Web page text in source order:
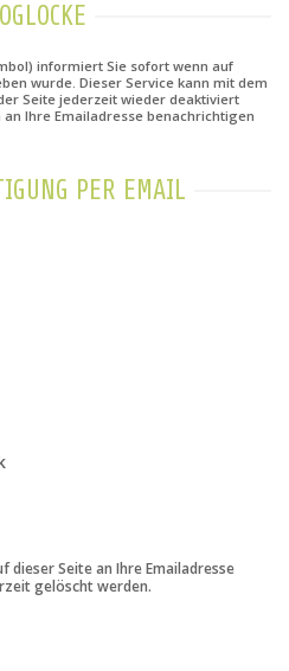
informiert Sie sofort wenn auf
wurde. Dieser Service kann mit dem
Seite jederzeit wieder deaktiviert
Ihre Emailadresse benachrichtigen
PER EMAIL
dieser Seite an Ihre Emailadresse
gelöscht werden.